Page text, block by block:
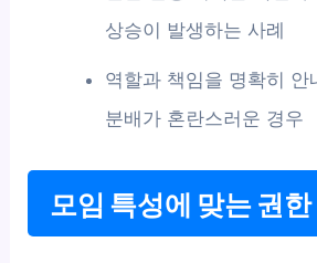
상승이 발생하는 사례
역할과 책임을 명확히 안
분배가 혼란스러운 경우
모임 특성에 맞는 권